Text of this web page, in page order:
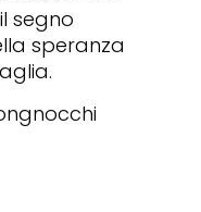
segno
speranza